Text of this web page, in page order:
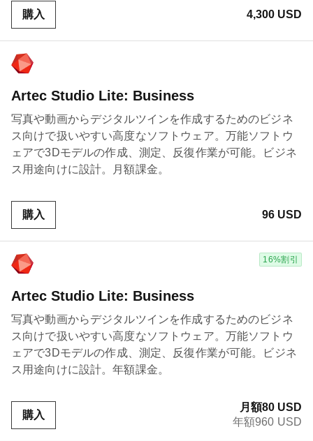
購入 4,300 USD
Artec Studio Lite: Business
写真や動画からデジタルツインを作成するためのビジネ
ス向けで扱いやすい高度なソフトウェア。万能ソフトウ
ェアで3Dモデルの作成、測定、反復作業が可能。ビジネ
ス用途向けに設計。月額課金。
購入 96 USD
16%割引
Artec Studio Lite: Business
写真や動画からデジタルツインを作成するためのビジネ
ス向けで扱いやすい高度なソフトウェア。万能ソフトウ
ェアで3Dモデルの作成、測定、反復作業が可能。ビジネ
ス用途向けに設計。年額課金。
購入
月額80 USD
年額960 USD